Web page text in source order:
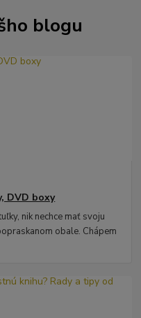
blogu
DVD boxy
nik nechce mať svoju
obale. Chápem